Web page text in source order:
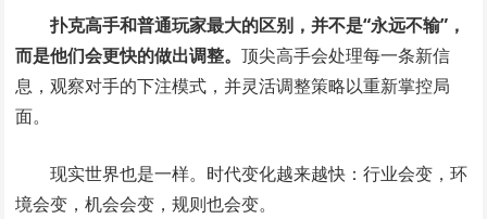
扑克高手和普通玩家最大的区别，并不是“永远不输”，
而是他们会更快的做出调整。顶尖高手会处理每一条新信
息，观察对手的下注模式，并灵活调整策略以重新掌控局
面。
现实世界也是一样。时代变化越来越快：行业会变，环
境会变，机会会变，规则也会变。